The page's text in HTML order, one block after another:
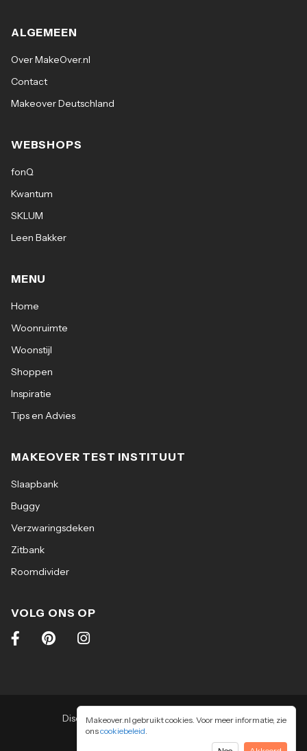
Makeover.nl gebruikt cookies. Voor meer informatie, zie
onscookiebeleid.
ALGEMEEN
Over MakeOver.nl
Contact
Makeover Deutschland
WEBSHOPS
fonQ
Kwantum
SKLUM
Leen Bakker
MENU
Home
Woonruimte
Woonstijl
Shoppen
Inspiratie
Tips en Advies
MAKEOVER TEST INSTITUUT
Slaapbank
Buggy
Verzwaringsdeken
Zitbank
Roomdivider
VOLG ONS OP
Disclaimer | Algemene voorwaarden |
Privacy & cookiebeleid